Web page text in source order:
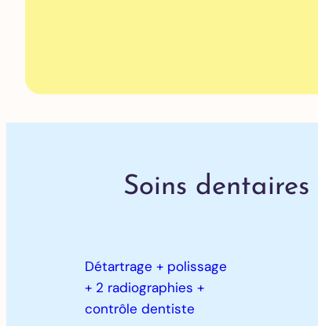
Soins
Détartrage + polissage
+ 2 radiographies +
contrôle dentiste